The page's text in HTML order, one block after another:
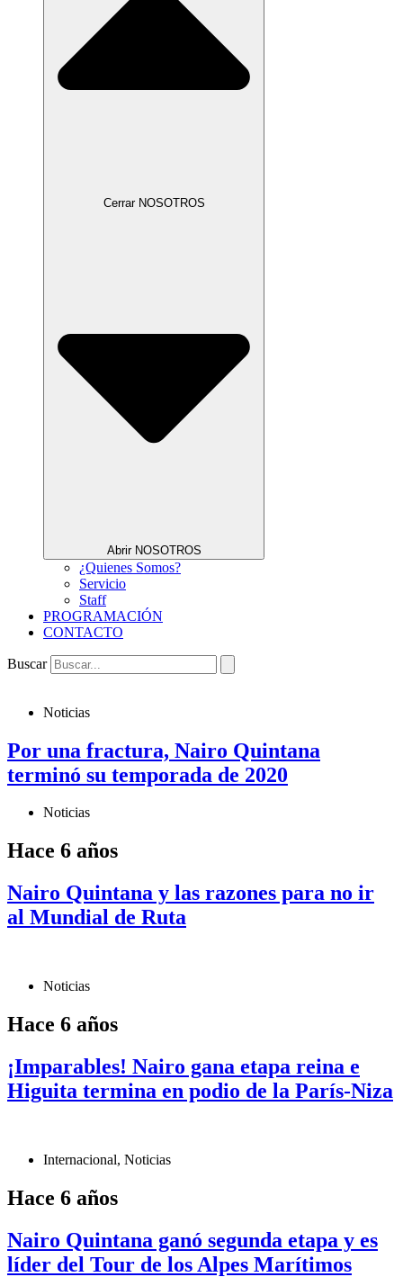
Cerrar NOSOTROS
Abrir NOSOTROS
¿Quienes Somos?
Servicio
Staff
PROGRAMACIÓN
CONTACTO
Buscar
Noticias
Por una fractura, Nairo Quintana
terminó su temporada de 2020
Noticias
Hace 6 años
Nairo Quintana y las razones para no ir
al Mundial de Ruta
Noticias
Hace 6 años
¡Imparables! Nairo gana etapa reina e
Higuita termina en podio de la París-Niza
Internacional, Noticias
Hace 6 años
Nairo Quintana ganó segunda etapa y es
líder del Tour de los Alpes Marítimos